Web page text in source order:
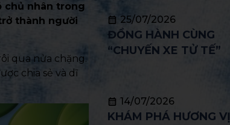
chủ nhân trong
thành người
qua nửa chặng.
chia sẻ và dĩ
TƯ VẤN NHƯỢNG
QUYỀN VÀ TUYỂN
DỤNG TRÁI PHÉP
25/07/2026
ĐỒNG HÀNH CÙNG
“CHUYẾN XE TỬ TẾ”
14/07/2026
KHÁM PHÁ HƯƠNG VỊ